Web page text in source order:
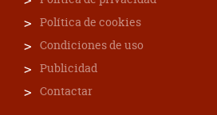
Política de cookies
Condiciones de uso
Publicidad
Contactar